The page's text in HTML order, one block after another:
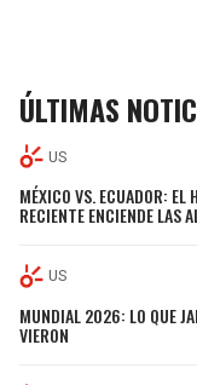
ÚLTIMAS
US
MÉXICO VS. ECUADOR: EL
RECIENTE ENCIENDE LAS
US
MUNDIAL 2026: LO QUE
VIERON